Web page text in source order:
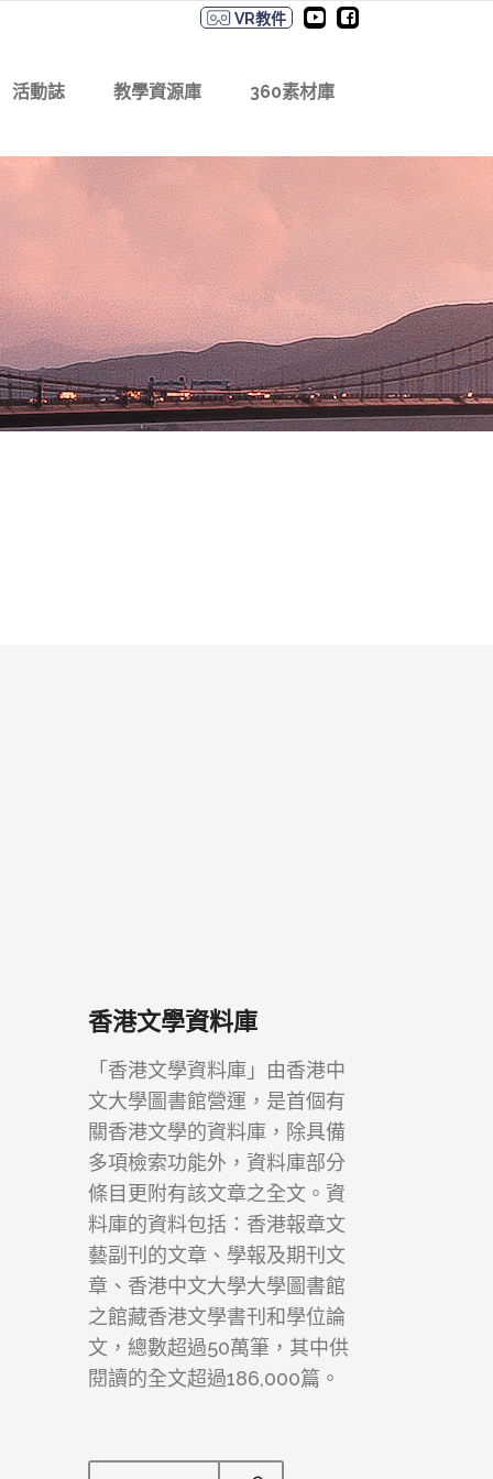
VR教件
活動誌 教學資源庫 360素材庫
香港文學資料庫
「香港文學資料庫」由香港中
文大學圖書館營運，是首個有
關香港文學的資料庫，除具備
多項檢索功能外，資料庫部分
條目更附有該文章之全文。資
料庫的資料包括：香港報章文
藝副刊的文章、學報及期刊文
章、香港中文大學大學圖書館
之館藏香港文學書刊和學位論
文，總數超過50萬筆，其中供
閱讀的全文超過186,000篇。